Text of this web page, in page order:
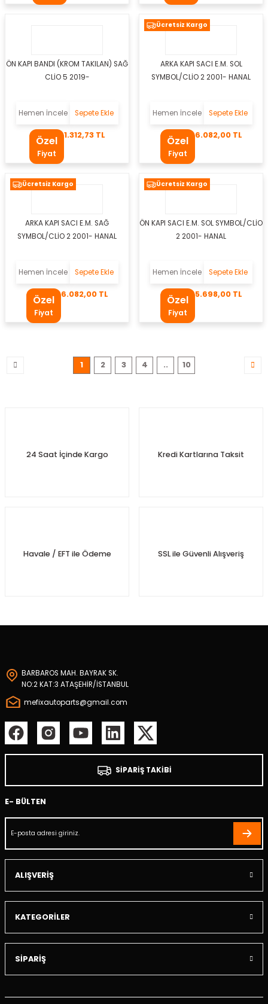
ÖN KAPI BANDI (KROM TAKILAN) SAĞ
CLİO 5 2019-
Hemen İncele Sepete Ekle
Özel
Fiyat
1.312,73 TL
Ücretsiz Kargo
ARKA KAPI SACI E.M. SOL
SYMBOL/CLİO 2 2001- HANAL
Hemen İncele Sepete Ekle
Özel
Fiyat
6.082,00 TL
Ücretsiz Kargo
ARKA KAPI SACI E.M. SAĞ
SYMBOL/CLİO 2 2001- HANAL
Hemen İncele Sepete Ekle
Özel
Fiyat
6.082,00 TL
Ücretsiz Kargo
ÖN KAPI SACI E.M. SOL SYMBOL/CLİO
2 2001- HANAL
Hemen İncele Sepete Ekle
Özel
Fiyat
5.698,00 TL
1 2 3 4 .. 10
24 Saat İçinde Kargo Kredi Kartlarına Taksit
Havale / EFT ile Ödeme SSL ile Güvenli Alışveriş
BARBAROS MAH. BAYRAK SK.
NO:2 KAT:3 ATAŞEHİR/İSTANBUL
mefixautoparts@gmail.com
SİPARİŞ TAKİBİ
E- BÜLTEN
ALIŞVERİŞ
KATEGORİLER
SİPARİŞ